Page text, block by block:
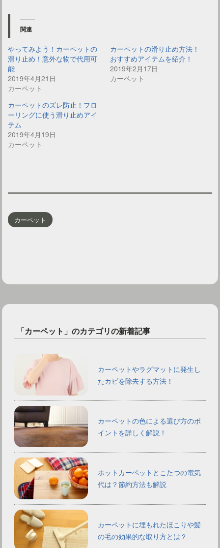
関連
やってみよう！カーペットの
滑り止め！意外な物で代用可
能
2019年4月21日
カーペット
カーペットの滑り止め方法！
おすすめアイテムを紹介！
2019年2月17日
カーペット
カーペットのズレ防止！フロ
ーリングに使う滑り止めアイ
テム
2019年4月19日
カーペット
カーペット
「カーペット」のカテゴリの新着記事
カーペットやラグマットに発生し
たカビを除去する方法！
カーペットの色による選び方のポ
イントを詳しく解説！
ホットカーペットとこたつの電気
代は？節約方法も解説
カーペットに埋もれたほこりや髪
の毛の効果的な取り方とは？